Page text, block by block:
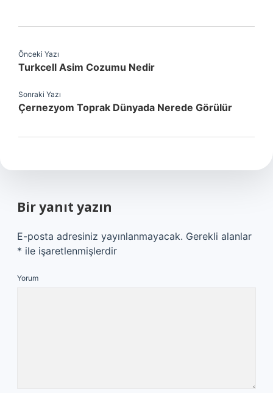
Önceki Yazı
Turkcell Asim Cozumu Nedir
Sonraki Yazı
Çernezyom Toprak Dünyada Nerede Görülür
Bir yanıt yazın
E-posta adresiniz yayınlanmayacak. Gerekli alanlar
* ile işaretlenmişlerdir
Yorum